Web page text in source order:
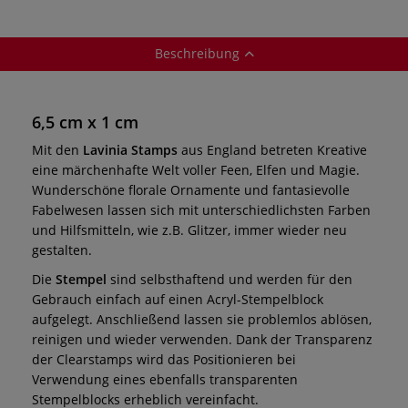
Beschreibung
6,5 cm x 1 cm
Mit den Lavinia Stamps aus England betreten Kreative
eine märchenhafte Welt voller Feen, Elfen und Magie.
Wunderschöne florale Ornamente und fantasievolle
Fabelwesen lassen sich mit unterschiedlichsten Farben
und Hilfsmitteln, wie z.B. Glitzer, immer wieder neu
gestalten.
Die Stempel sind selbsthaftend und werden für den
Gebrauch einfach auf einen Acryl-Stempelblock
aufgelegt. Anschließend lassen sie problemlos ablösen,
reinigen und wieder verwenden. Dank der Transparenz
der Clearstamps wird das Positionieren bei
Verwendung eines ebenfalls transparenten
Stempelblocks erheblich vereinfacht.